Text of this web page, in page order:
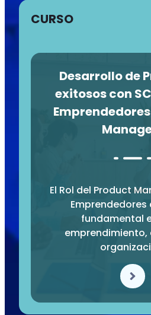
CURSO
Desarrollo de
exitosos con
El Rol del Product
Emprendedores
fundamental
emprendimiento,